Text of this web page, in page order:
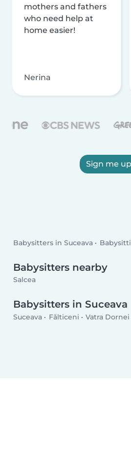
mothers and fathers
who need help at
home easier!
Nerina
Sign me
Babysitters in Suceava
Babysitters nearby
Salcea
Babysitters in Suceava
Suceava Fălticeni Vatra Dornei